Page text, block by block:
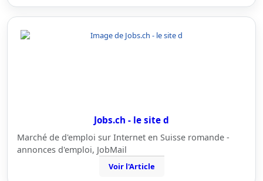
Jobs.ch - le site d
Marché de d'emploi sur Internet en Suisse romande -
annonces d'emploi, JobMail
Voir l'Article